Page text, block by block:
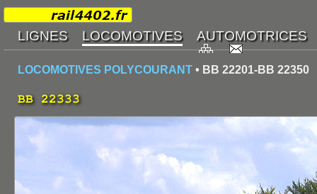
LOCOMOTIVES POLYCOURANT • BB 22201-BB 22350
BB 22333